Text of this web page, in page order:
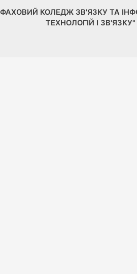
КОЛЕДЖ ЗВ'ЯЗКУ ТА
ТЕХНОЛОГІЙ І ЗВ'ЯЗКУ"